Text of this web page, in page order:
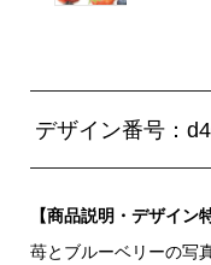
デザイン番号：
【商品説明・デザイン
苺とブルーベリーの写